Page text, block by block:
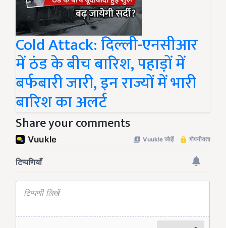
Cold Attack: दिल्ली-एनसीआर
में ठंड के बीच बारिश, पहाड़ों में
बर्फबारी जारी, इन राज्यों में भारी
बारिश का अलर्ट
Share your comments